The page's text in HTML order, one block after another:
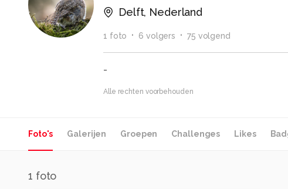
Delft, Nederland
1 foto 6 volgers 75 volgend
-
Alle rechten voorbehouden
Foto's Galerijen Groepen Challenges Likes
1 foto